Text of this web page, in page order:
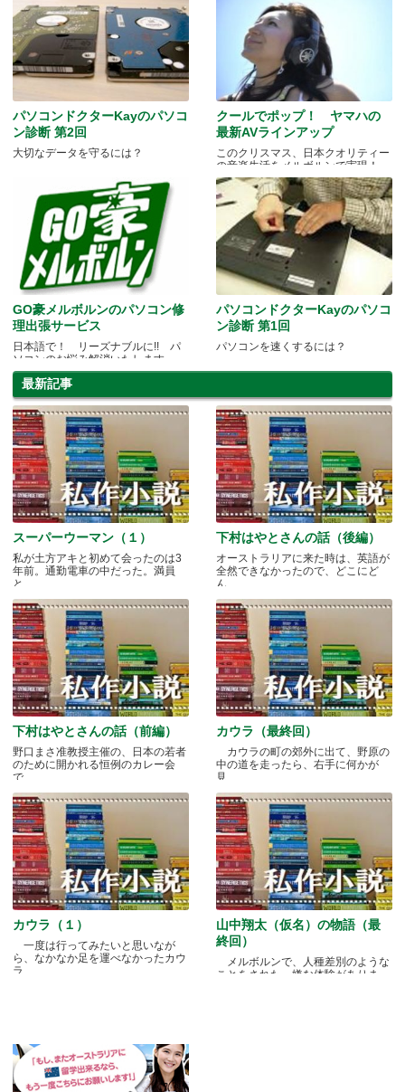
パソコンドクターKayのパソコ
ン診断 第2回
大切なデータを守るには？
クールでポップ！ ヤマハの
最新AVラインアップ
このクリスマス、日本クオリティー
の音楽生活をメルボルンで実現！
GO豪メルボルンのパソコン修
理出張サービス
日本語で！ リーズナブルに!! パ
ソコンのお悩み解消いたします
パソコンドクターKayのパソコ
ン診断 第1回
パソコンを速くするには？
最新記事
スーパーウーマン（１）
私が土方アキと初めて会ったのは3
年前。通勤電車の中だった。満員
と.....
下村はやとさんの話（後編）
オーストラリアに来た時は、英語が
全然できなかったので、どこにど
ん.....
下村はやとさんの話（前編）
野口まさ准教授主催の、日本の若者
のために開かれる恒例のカレー会
で.....
カウラ（最終回）
カウラの町の郊外に出て、野原の
中の道を走ったら、右手に何かが
見.....
カウラ（１）
一度は行ってみたいと思いなが
ら、なかなか足を運べなかったカウ
ラ.....
山中翔太（仮名）の物語（最
終回）
メルボルンで、人種差別のような
ことをされた、嫌な体験がありま